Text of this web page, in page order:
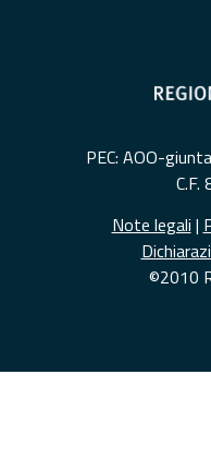
PEC: AOO-
Note legali |
©2010